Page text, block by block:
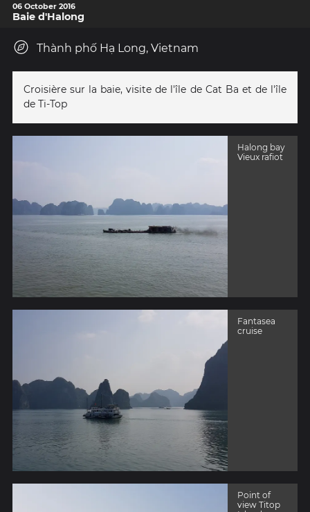
06 October 2016
Baie d'Halong
Thành phố Hạ Long, Vietnam
Croisière sur la baie, visite de l'île de Cat Ba et de l'île
de Ti-Top
Halong bay
Vieux rafiot
Fantasea
cruise
Point of
view Titop